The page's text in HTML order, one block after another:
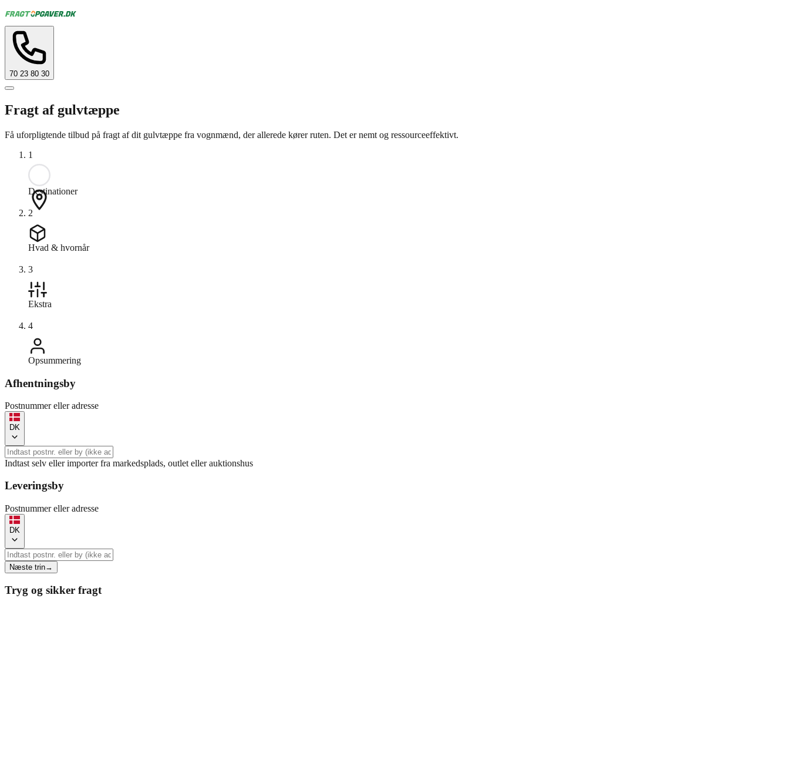
70 23 80 30
Fragt af gulvtæppe
Få uforpligtende tilbud på fragt af dit gulvtæppe fra vognmænd, der allerede kører ruten. Det er nemt og ressourceeffektivt.
1
Destinationer
2
Hvad & hvornår
3
Ekstra
4
Opsummering
Afhentningsby
Postnummer eller adresse
DK
Indtast selv eller importer fra markedsplads, outlet eller auktionshus
Leveringsby
Postnummer eller adresse
DK
Næste trin→
Tryg og sikker fragt